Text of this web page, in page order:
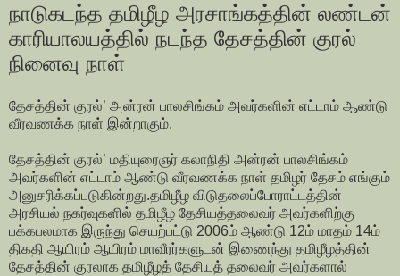
நாடுகடந்த தமிழீழ அரசாங்கத்தின் லண்டன்
காரியாலயத்தில் நடந்த தேசத்தின் குரல்
நினைவு நாள்
தேசத்தின் குரல்’ அன்ரன் பாலசிங்கம் அவர்களின் எட்டாம் ஆண்டு
வீரவணக்க நாள் இன்றாகும்.
தேசத்தின் குரல்’ மதியுரைஞர் கலாநிதி அன்ரன் பாலசிங்கம்
அவர்களின் எட்டாம் ஆண்டு வீரவணக்க நாள் தமிழர் தேசம் எங்கும்
அனுசரிக்கப்படுகின்றது.தமிழீழ விடுதலைப்போராட்டத்தின்
அரசியல் நகர்வுகளில் தமிழீழ தேசியத்தலைவர் அவர்களிற்கு
பக்கபலமாக இருந்து செயற்பட்டு 2006ம் ஆண்டு 12ம் மாதம் 14ம்
திகதி ஆயிரம் ஆயிரம் மாவீரர்களுடன் இணைந்து தமிழீழத்தின்
தேசத்தின் குரலாக தமிழீழத் தேசியத் தலைவர் அவர்களால்